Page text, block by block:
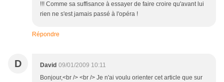
!!! Comme sa suffisance à essayer de faire croire qu'avant lui
rien ne s'est jamais passé à l'opéra !
Répondre
D David 09/01/2009 10:11
Bonjour,<br /> <br /> Je n'ai voulu orienter cet article que sur